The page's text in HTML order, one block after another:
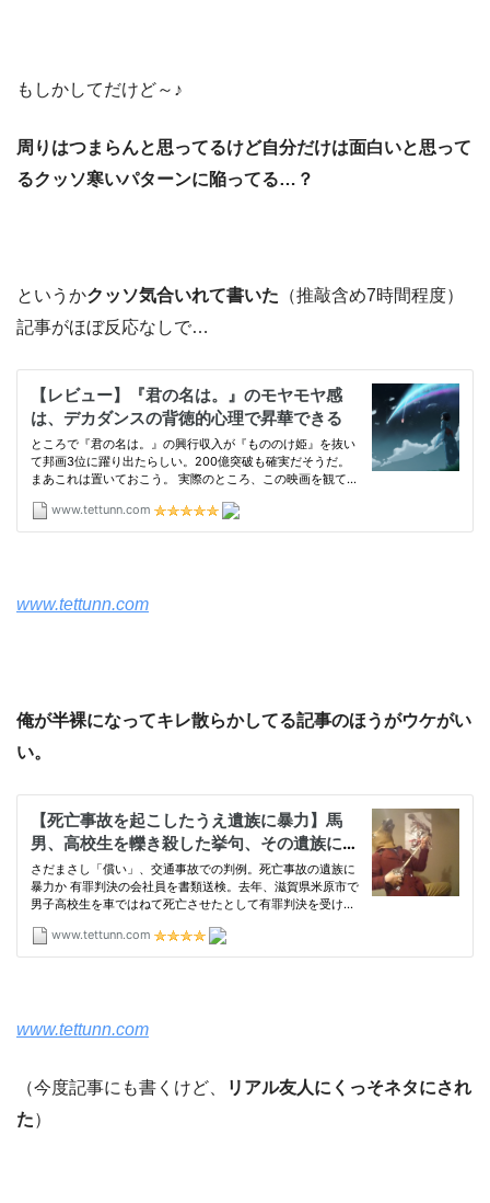
もしかしてだけど～♪
周りはつまらんと思ってるけど自分だけは面白いと思って
るクッソ寒いパターンに陥ってる…？
というかクッソ気合いれて書いた （推敲含め7時間程度）
記事がほぼ反応なしで…
www.tettunn.com
俺が半裸になってキレ散らかしてる記事のほうがウケがい
い。
www.tettunn.com
（今度記事にも書くけど、
リアル友人にくっそネタにされ
た）